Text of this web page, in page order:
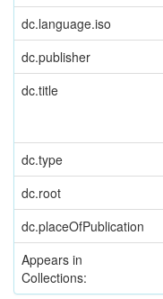
dc.language.iso
dc.publisher
dc.title
dc.type
dc.root
dc.placeOfPublication
Appears in
Collections: